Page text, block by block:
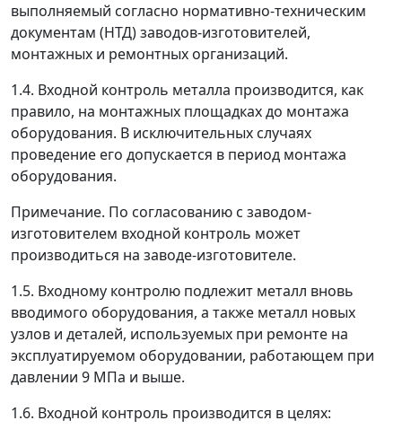
выполняемый согласно нормативно-техническим
документам (НТД) заводов-изготовителей,
монтажных и ремонтных организаций.
1.4. Входной контроль металла производится, как
правило, на монтажных площадках до монтажа
оборудования. В исключительных случаях
проведение его допускается в период монтажа
оборудования.
Примечание. По согласованию с заводом-
изготовителем входной контроль может
производиться на заводе-изготовителе.
1.5. Входному контролю подлежит металл вновь
вводимого оборудования, а также металл новых
узлов и деталей, используемых при ремонте на
эксплуатируемом оборудовании, работающем при
давлении 9 МПа и выше.
1.6. Входной контроль производится в целях: